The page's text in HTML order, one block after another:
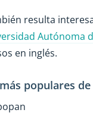
resulta
Autónoma
en inglés.
populares